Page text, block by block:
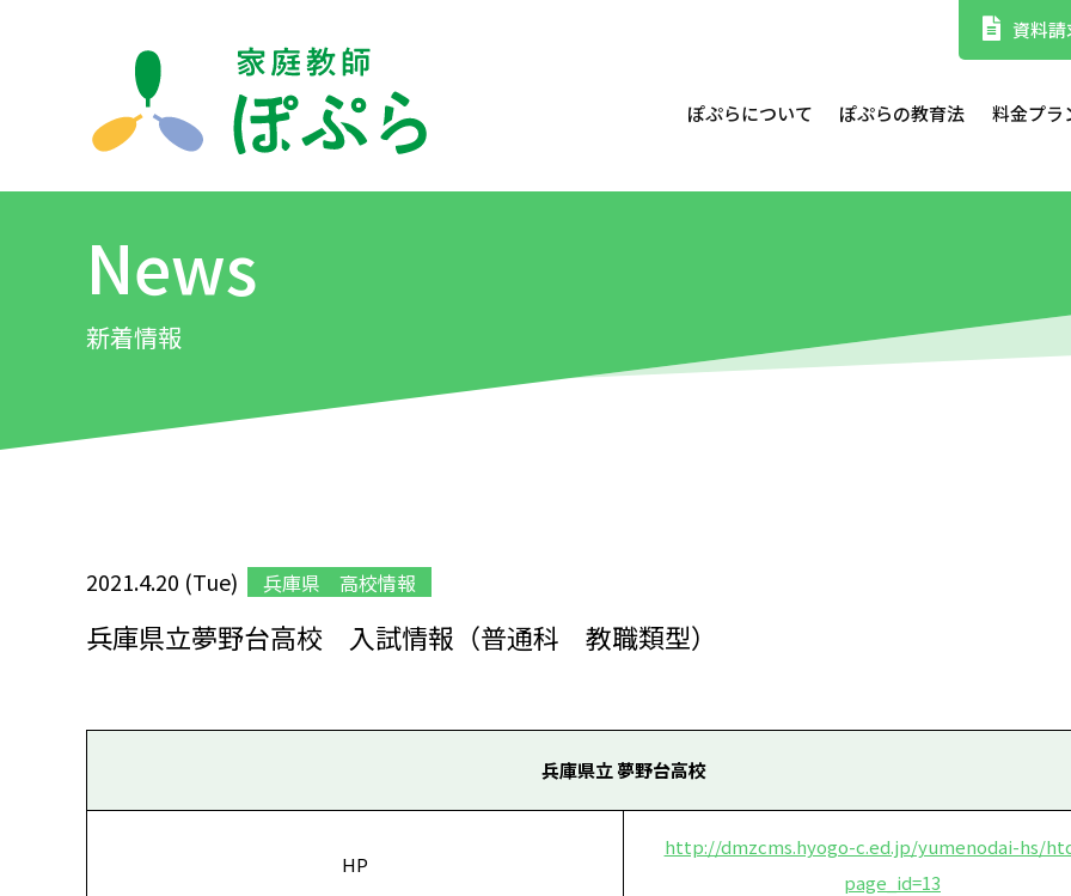
資料
ぽぷらについて ぽぷらの教育法 料金プラ
News
新着情報
2021.4.20 (Tue) 兵庫県 高校情報
兵庫県立夢野台高校 入試情報（普通科 教職類型）
兵庫県立 夢野台高校
HP
http://dmzcms.hyogo-c.ed.jp/yumenodai-hs/
page_id=13